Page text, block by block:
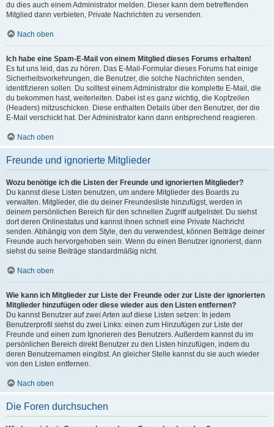
du dies auch einem Administrator melden. Dieser kann dem betreffenden
Mitglied dann verbieten, Private Nachrichten zu versenden.
Nach oben
Ich habe eine Spam-E-Mail von einem Mitglied dieses Forums erhalten!
Es tut uns leid, das zu hören. Das E-Mail-Formular dieses Forums hat einige
Sicherheitsvorkehrungen, die Benutzer, die solche Nachrichten senden,
identifizieren sollen. Du solltest einem Administrator die komplette E-Mail, die
du bekommen hast, weiterleiten. Dabei ist es ganz wichtig, die Kopfzeilen
(Headers) mitzuschicken. Diese enthalten Details über den Benutzer, der die
E-Mail verschickt hat. Der Administrator kann dann entsprechend reagieren.
Nach oben
Freunde und ignorierte Mitglieder
Wozu benötige ich die Listen der Freunde und ignorierten Mitglieder?
Du kannst diese Listen benutzen, um andere Mitglieder des Boards zu
verwalten. Mitglieder, die du deiner Freundesliste hinzufügst, werden in
deinem persönlichen Bereich für den schnellen Zugriff aufgelistet. Du siehst
dort deren Onlinestatus und kannst ihnen schnell eine Private Nachricht
senden. Abhängig von dem Style, den du verwendest, können Beiträge deiner
Freunde auch hervorgehoben sein. Wenn du einen Benutzer ignorierst, dann
siehst du seine Beiträge standardmäßig nicht.
Nach oben
Wie kann ich Mitglieder zur Liste der Freunde oder zur Liste der ignorierten
Mitglieder hinzufügen oder diese wieder aus den Listen entfernen?
Du kannst Benutzer auf zwei Arten auf diese Listen setzen: In jedem
Benutzerprofil siehst du zwei Links: einen zum Hinzufügen zur Liste der
Freunde und einen zum Ignorieren des Benutzers. Außerdem kannst du im
persönlichen Bereich direkt Benutzer zu den Listen hinzufügen, indem du
deren Benutzernamen eingibst. An gleicher Stelle kannst du sie auch wieder
von den Listen entfernen.
Nach oben
Die Foren durchsuchen